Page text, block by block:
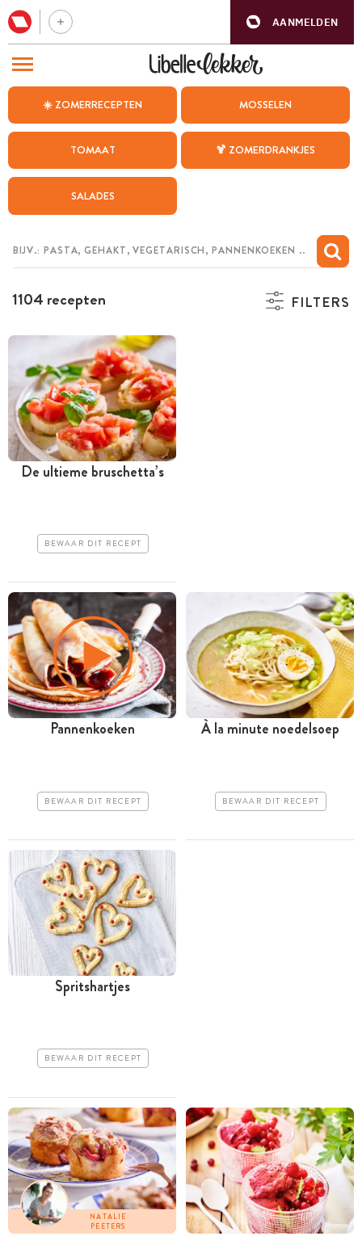
AANMELDEN
☀️ ZOMERRECEPTEN MOSSELEN
TOMAAT 🍹 ZOMERDRANKJES
SALADES
1104 recepten FILTERS
De ultieme ­bruschetta’s
BEWAAR DIT RECEPT
Pannenkoeken
BEWAAR DIT RECEPT
À la minute noedelsoep
BEWAAR DIT RECEPT
Spritshartjes
BEWAAR DIT RECEPT
NATALIE
PEETERS
BEZOEK ONZE ANDERE WEBSITES
WEEKMENU
CHAT MET MAIA
MIJN BEWAARDE RECEPTEN